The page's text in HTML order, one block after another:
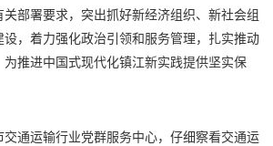
部署要求，突出抓好新经济组织、新社会组
，着力强化政治引领和服务管理，扎实推动
推进中国式现代化镇江新实践提供坚实保
交通运输行业党群服务中心，仔细察看交通运